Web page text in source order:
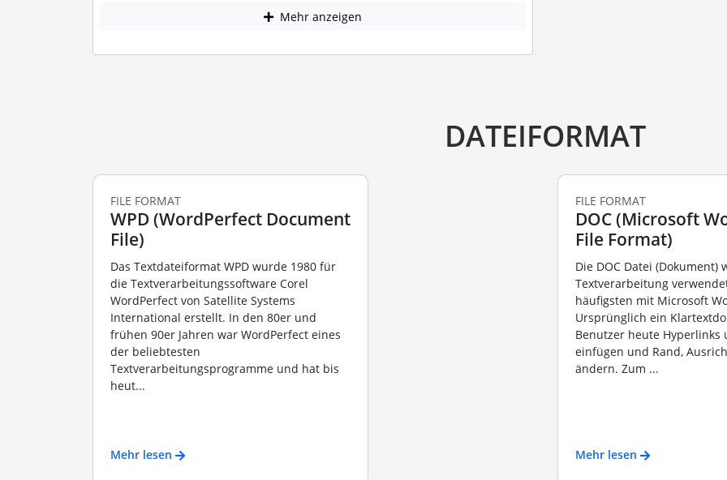
Mehr anzeigen
DATEIFORMAT
FILE FORMAT
WPD (WordPerfect Document
File)
Das Textdateiformat WPD wurde 1980 für
die Textverarbeitungssoftware Corel
WordPerfect von Satellite Systems
International erstellt. In den 80er und
frühen 90er Jahren war WordPerfect eines
der beliebtesten
Textverarbeitungsprogramme und hat bis
heut...
Mehr lesen
FILE FORMAT
DOC (Microsoft
File Format)
Die DOC Datei (Dokument)
Textverarbeitung
häufigsten mit Microsoft
Ursprünglich ein
Benutzer heute Hyperlinks
einfügen und Rand,
ändern. Zum ...
Mehr lesen